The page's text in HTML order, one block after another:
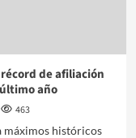
de afiliación
año
463
máximos históricos